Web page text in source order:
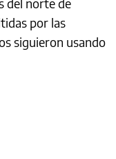
del norte de
por las
siguieron usando